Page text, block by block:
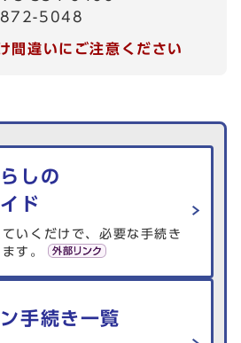
872-5048
間違いにご注意ください
しの
ド
いくだけで、必要な手続き
す。
手続き一覧